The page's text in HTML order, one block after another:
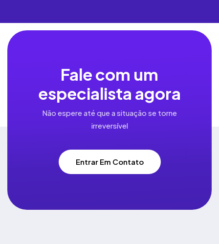
Fale com um
especialista agora
Não espere até que a situação se torne
irreversível
Entrar Em Contato